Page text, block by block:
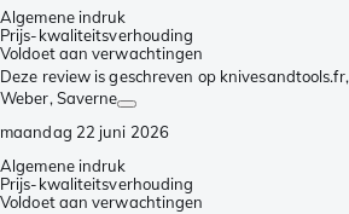
Algemene indruk
Prijs-kwaliteitsverhouding
Voldoet aan verwachtingen
Deze review is geschreven op knivesandtools.fr,
Weber, Saverne
maandag 22 juni 2026
Algemene indruk
Prijs-kwaliteitsverhouding
Voldoet aan verwachtingen